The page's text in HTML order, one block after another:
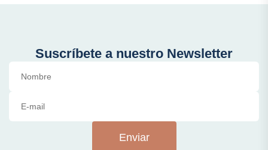
Suscríbete a nuestro Newsletter
Enviar